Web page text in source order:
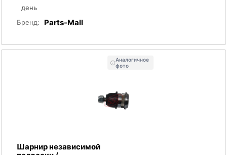
день
Бренд:
Parts-Mall
Аналогичное
фото
Шарнир независимой